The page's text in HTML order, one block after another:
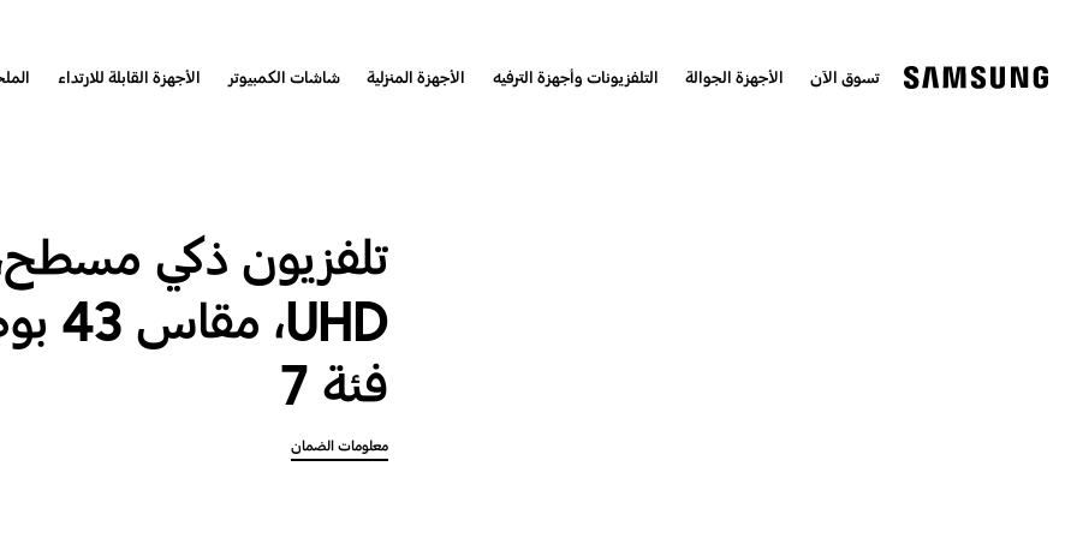
تسوق الآن الأجهزة الجوالة التلفزيونات وأجهزة الترفيه الأجهزة المنزلية شاشات الكمبيوتر الأجهزة القابلة للارتداء
فئة 7
معلومات الضمان